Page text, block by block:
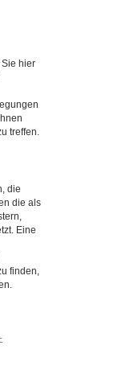
hier
treffen.
die
die als
Eine
finden,